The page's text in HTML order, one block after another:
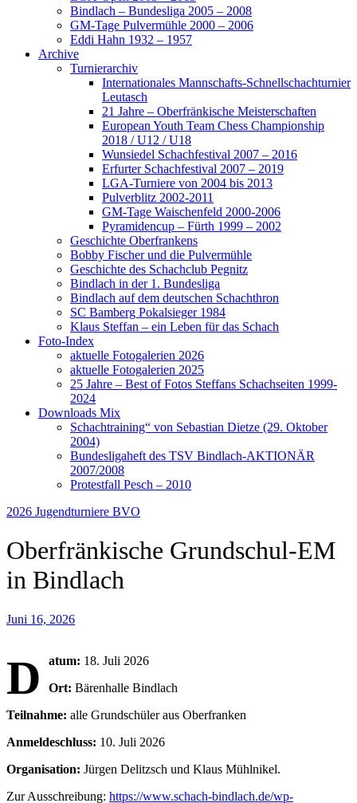
Bindlach – Bundesliga 2005 – 2008
GM-Tage Pulvermühle 2000 – 2006
Eddi Hahn 1932 – 1957
Archive
Turnierarchiv
Internationales Mannschafts-Schnellschachturnier
Leutasch
21 Jahre – Oberfränkische Meisterschaften
European Youth Team Chess Championship
2018 / U12 / U18
Wunsiedel Schachfestival 2007 – 2016
Erfurter Schachfestival 2007 – 2019
LGA-Turniere von 2004 bis 2013
Pulverblitz 2002-2011
GM-Tage Waischenfeld 2000-2006
Pyramidencup – Fürth 1999 – 2002
Geschichte Oberfrankens
Bobby Fischer und die Pulvermühle
Geschichte des Schachclub Pegnitz
Bindlach in der 1. Bundesliga
Bindlach auf dem deutschen Schachthron
SC Bamberg Pokalsieger 1984
Klaus Steffan – ein Leben für das Schach
Foto-Index
aktuelle Fotogalerien 2026
aktuelle Fotogalerien 2025
25 Jahre – Best of Fotos Steffans Schachseiten 1999-
2024
Downloads Mix
Schachtraining“ von Sebastian Dietze (29. Oktober
2004)
Bundesligaheft des TSV Bindlach-AKTIONÄR
2007/2008
Protestfall Pesch – 2010
2026 Jugendturniere BVO
Oberfränkische Grundschul-EM
in Bindlach
Juni 16, 2026
D atum: 18. Juli 2026
Ort: Bärenhalle Bindlach
Teilnahme: alle Grundschüler aus Oberfranken
Anmeldeschluss: 10. Juli 2026
Organisation: Jürgen Delitzsch und Klaus Mühlnikel.
Zur Ausschreibung: https://www.schach-bindlach.de/wp-